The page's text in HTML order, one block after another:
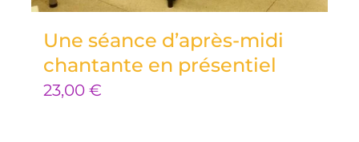
Une séance d’après-midi
chantante en présentiel
23,00 €